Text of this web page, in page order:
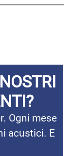
Ogni mese
acustici. E